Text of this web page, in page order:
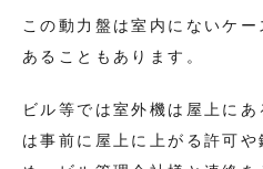
この動力盤は室内にないケ
あることもあります。
ビル等では室外機は屋上に
は事前に屋上に上がる許可